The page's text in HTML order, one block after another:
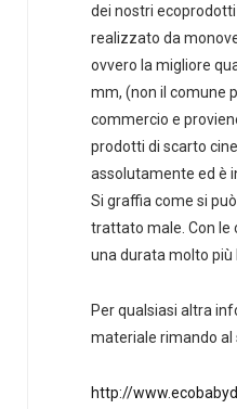
dei nostri ecoprodotti
realizzato da
ovvero la migliore
mm, (non il comune
commercio e
prodotti di scarto
assolutamente ed è
Si graffia come si
trattato male. Con le
una durata molto più
Per qualsiasi altra
materiale rimando al
http://